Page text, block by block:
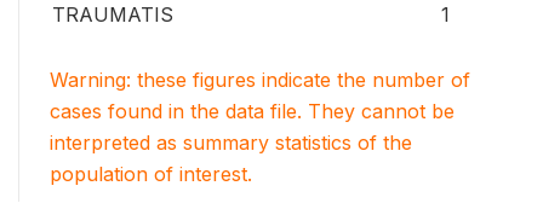
TRAUMATIS 1
Warning: these figures indicate the number of
cases found in the data file. They cannot be
interpreted as summary statistics of the
population of interest.